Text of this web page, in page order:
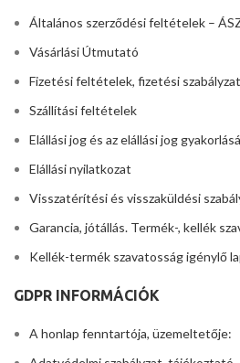
Általános szerződési feltételek –
Vásárlási Útmutató
Fizetési feltételek, fizetési szabályzat
Szállítási feltételek
Elállási jog és az elállási jog
Elállási nyilatkozat
Visszatérítési és visszaküldési
Garancia, jótállás. Termék-, kellék
Kellék-termék szavatosság igénylő
GDPR INFORMÁCIÓK
A honlap fenntartója, üzemeltetője: